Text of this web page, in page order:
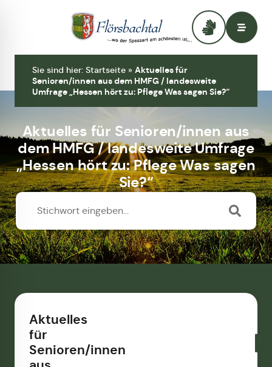
Sie sind hier: Startseite » Aktuelles für
Senioren/innen aus dem HMFG / landesweite
Umfrage „Hessen hört zu: Pflege Was sagen Sie?“
Aktuelles für Senioren/innen aus
dem HMFG / landesweite Umfrage
„Hessen hört zu: Pflege Was sagen
Sie?“
Aktuelles
für
Senioren/innen